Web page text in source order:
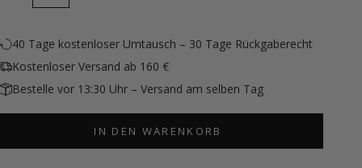
40 Tage kostenloser Umtausch – 30 Tage Rückgaberecht
Kostenloser Versand ab 160 €
Bestelle vor 13:30 Uhr – Versand am selben Tag
IN DEN WARENKORB